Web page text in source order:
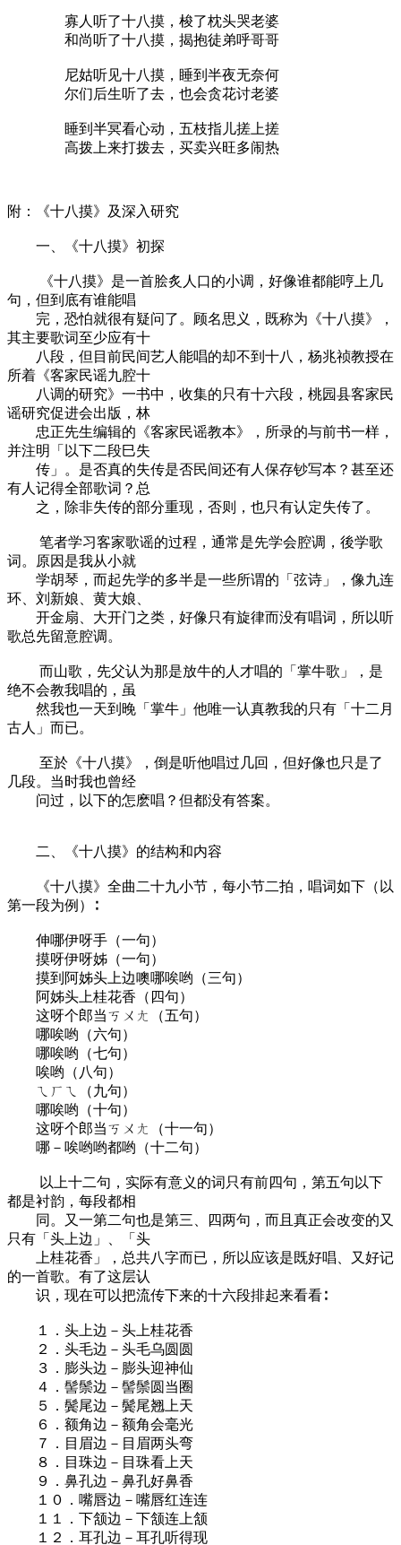
寡人听了十八摸，梭了枕头哭老婆
和尚听了十八摸，揭抱徒弟呼哥哥
尼姑听见十八摸，睡到半夜无奈何
尔们后生听了去，也会贪花讨老婆
睡到半冥看心动，五枝指儿搓上搓
高拨上来打拨去，买卖兴旺多闹热
附：《十八摸》及深入研究
一、《十八摸》初探
《十八摸》是一首脍炙人口的小调，好像谁都能哼上几
句，但到底有谁能唱
完，恐怕就很有疑问了。顾名思义，既称为《十八摸》，
其主要歌词至少应有十
八段，但目前民间艺人能唱的却不到十八，杨兆祯教授在
所着《客家民谣九腔十
八调的研究》一书中，收集的只有十六段，桃园县客家民
谣研究促进会出版，林
忠正先生编辑的《客家民谣教本》，所录的与前书一样，
并注明「以下二段巳失
传」。是否真的失传是否民间还有人保存钞写本？甚至还
有人记得全部歌词？总
之，除非失传的部分重现，否则，也只有认定失传了。
笔者学习客家歌谣的过程，通常是先学会腔调，後学歌
词。原因是我从小就
学胡琴，而起先学的多半是一些所谓的「弦诗」，像九连
环、刘新娘、黄大娘、
开金扇、大开门之类，好像只有旋律而没有唱词，所以听
歌总先留意腔调。
而山歌，先父认为那是放牛的人才唱的「掌牛歌」，是
绝不会教我唱的，虽
然我也一天到晚「掌牛」他唯一认真教我的只有「十二月
古人」而已。
至於《十八摸》，倒是听他唱过几回，但好像也只是了
几段。当时我也曾经
问过，以下的怎麽唱？但都没有答案。
二、《十八摸》的结构和内容
《十八摸》全曲二十九小节，每小节二拍，唱词如下（以
第一段为例）∶
伸哪伊呀手（一句）
摸呀伊呀姊（一句）
摸到阿姊头上边噢哪唉哟（三句）
阿姊头上桂花香（四句）
这呀个郎当ㄎㄨㄤ（五句）
哪唉哟（六句）
哪唉哟（七句）
唉哟（八句）
ㄟㄏㄟ（九句）
哪唉哟（十句）
这呀个郎当ㄎㄨㄤ（十一句）
哪－唉哟哟都哟（十二句）
以上十二句，实际有意义的词只有前四句，第五句以下
都是衬韵，每段都相
同。又一第二句也是第三、四两句，而且真正会改变的又
只有「头上边」、「头
上桂花香」，总共八字而已，所以应该是既好唱、又好记
的一首歌。有了这层认
识，现在可以把流传下来的十六段排起来看看∶
１．头上边－头上桂花香
２．头毛边－头毛乌圆圆
３．膨头边－膨头迎神仙
４．髻鬃边－髻鬃圆当圈
５．鬓尾边－鬓尾翘上天
６．额角边－额角会毫光
７．目眉边－目眉两头弯
８．目珠边－目珠看上天
９．鼻孔边－鼻孔好鼻香
１０．嘴唇边－嘴唇红连连
１１．下颔边－下颔连上颔
１２．耳孔边－耳孔听得现